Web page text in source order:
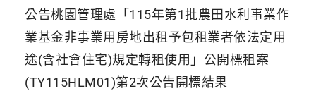
公告桃園管理處「115年第1批農田水利事業作
業基金非事業用房地出租予包租業者依法定用
途(含社會住宅)規定轉租使用」公開標租案
(TY115HLM01)第2次公告開標結果